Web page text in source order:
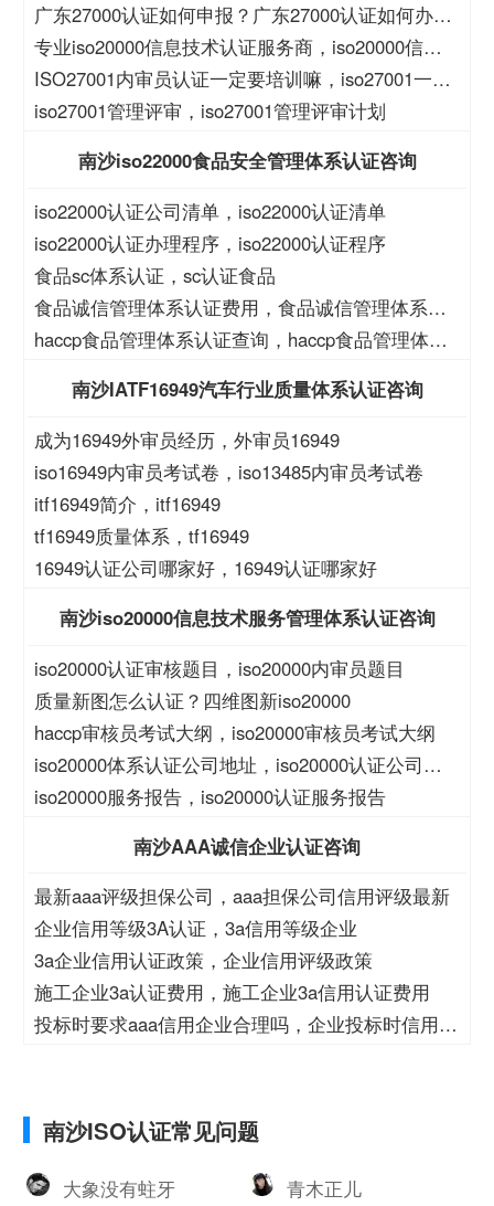
广东27000认证如何申报？广东27000认证如何办
理？
专业iso20000信息技术认证服务商，iso20000信息
技术认证服务商
ISO27001内审员认证一定要培训嘛，iso27001一定
要培训么？
iso27001管理评审，iso27001管理评审计划
南沙iso22000食品安全管理体系认证咨询
iso22000认证公司清单，iso22000认证清单
iso22000认证办理程序，iso22000认证程序
食品sc体系认证，sc认证食品
食品诚信管理体系认证费用，食品诚信管理体系认
证大概费用
haccp食品管理体系认证查询，haccp食品管理体系
南沙IATF16949汽车行业质量体系认证咨询
成为16949外审员经历，外审员16949
iso16949内审员考试卷，iso13485内审员考试卷
itf16949简介，itf16949
tf16949质量体系，tf16949
16949认证公司哪家好，16949认证哪家好
南沙iso20000信息技术服务管理体系认证咨询
iso20000认证审核题目，iso20000内审员题目
质量新图怎么认证？四维图新iso20000
haccp审核员考试大纲，iso20000审核员考试大纲
iso20000体系认证公司地址，iso20000认证公司地
址
iso20000服务报告，iso20000认证服务报告
南沙AAA诚信企业认证咨询
最新aaa评级担保公司，aaa担保公司信用评级最新
企业信用等级3A认证，3a信用等级企业
3a企业信用认证政策，企业信用评级政策
施工企业3a认证费用，施工企业3a信用认证费用
投标时要求aaa信用企业合理吗，企业投标时信用等
南沙ISO认证常见问题
大象没有蛀牙 青木正儿